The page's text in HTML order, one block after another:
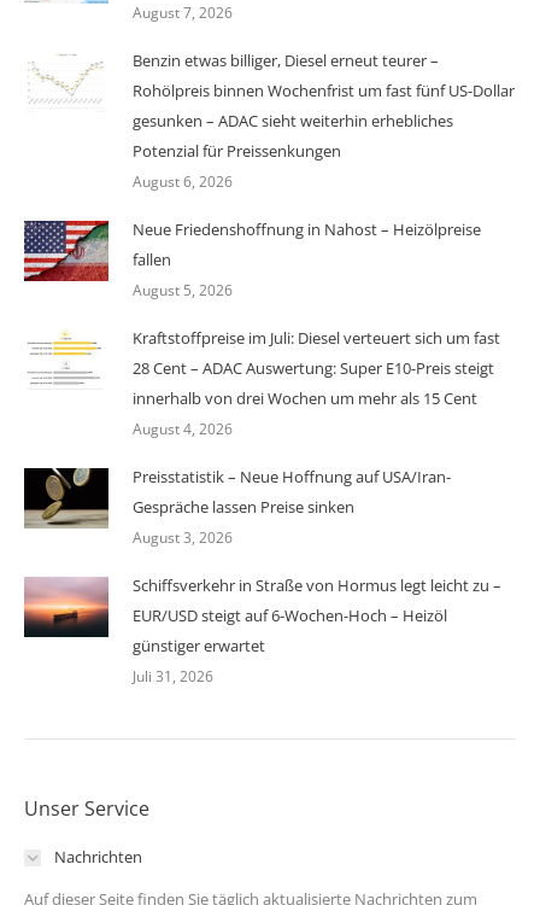
August 7, 2026
Benzin etwas billiger, Diesel erneut teurer –
Rohölpreis binnen Wochenfrist um fast fünf US-Dollar
gesunken – ADAC sieht weiterhin erhebliches
Potenzial für Preissenkungen
August 6, 2026
Neue Friedenshoffnung in Nahost – Heizölpreise
fallen
August 5, 2026
Kraftstoffpreise im Juli: Diesel verteuert sich um fast
28 Cent – ADAC Auswertung: Super E10-Preis steigt
innerhalb von drei Wochen um mehr als 15 Cent
August 4, 2026
Preisstatistik – Neue Hoffnung auf USA/Iran-
Gespräche lassen Preise sinken
August 3, 2026
Schiffsverkehr in Straße von Hormus legt leicht zu –
EUR/USD steigt auf 6-Wochen-Hoch – Heizöl
günstiger erwartet
Juli 31, 2026
Unser Service
Nachrichten
Auf dieser Seite finden Sie täglich aktualisierte Nachrichten zum